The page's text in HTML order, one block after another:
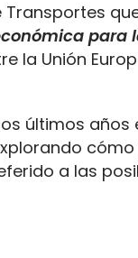
para
la Unión
últimos
a las